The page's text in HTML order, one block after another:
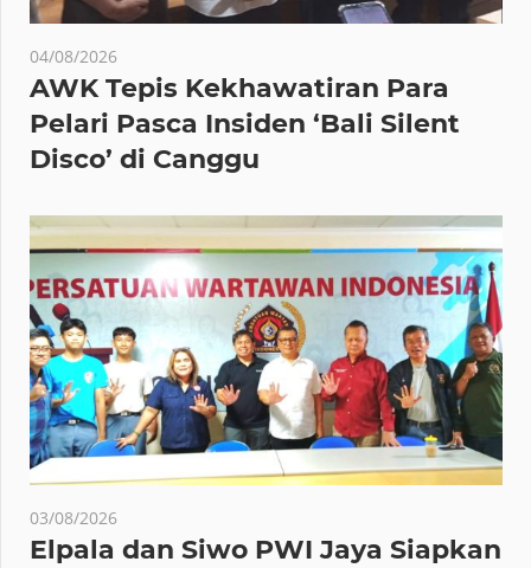
04/08/2026
AWK Tepis Kekhawatiran Para
Pelari Pasca Insiden ‘Bali Silent
Disco’ di Canggu
03/08/2026
Elpala dan Siwo PWI Jaya Siapkan